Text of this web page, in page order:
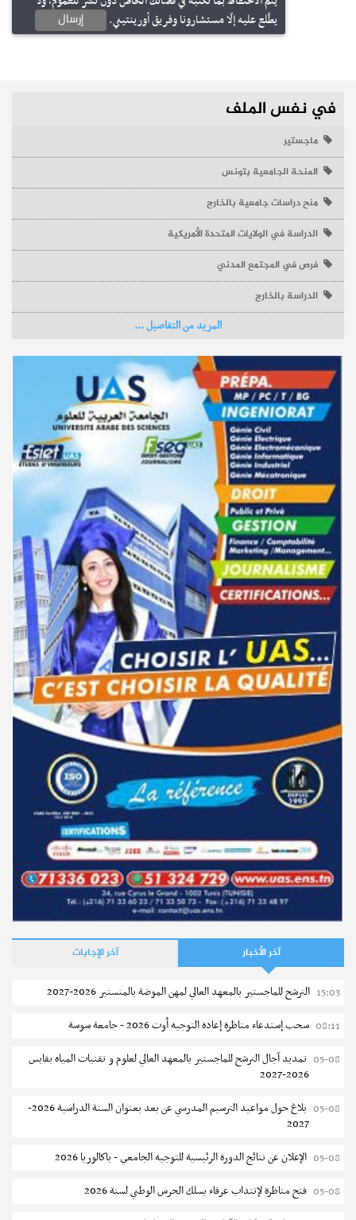
يطّلع عليه إلّا مستشارونا وفريق أورينتيني.
إرسال
في نفس الملف
ماجستير
المنحة الجامعية بتونس
منح دراسات جامعية بالخارج
الدراسة في الولايات المتحدة الأمريكية
فرص في المجتمع المدني
الدراسة بالخارج
المزيد من التفاصيل ...
آخر الأخبار آخر الإجابات
15:03 الترشح للماجستير بالمعهد العالي لمهن الموضة بالمنستير 2026-2027
08:11 سحب إستدعاء مناظرة إعادة التوجيه أوت 2026 - جامعة سوسة
05-08 تمديد آجال الترشح للماجستير بالمعهد العالي لعلوم و تقنيات المياه بقابس
2026-2027
05-08
بلاغ حول مواعيد الترسيم المدرسي عن بعد بعنوان السنة الدراسية 2026-
2027
05-08 الإعلان عن نتائج الدورة الرئيسية للتوجيه الجامعي - باكالوريا 2026
05-08 فتح مناظرة لإنتداب عرفاء بسلك الحرس الوطني لسنة 2026